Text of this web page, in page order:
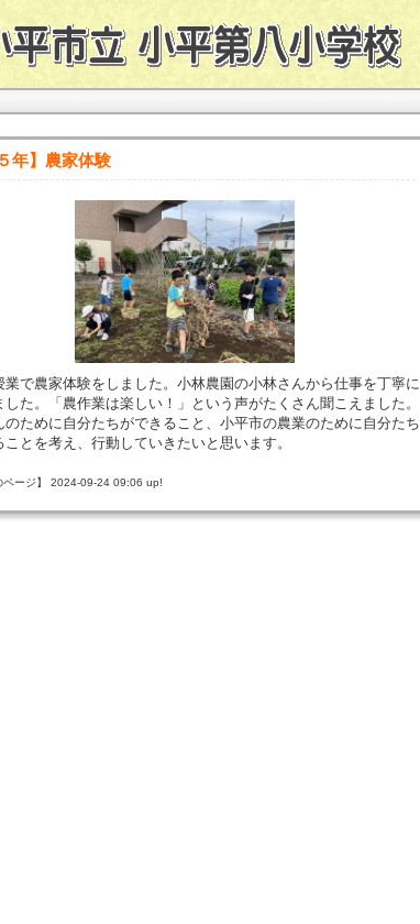
５年】農家体験
業で農家体験をしました。小林農園の小林さんから仕事を丁寧に
した。「農作業は楽しい！」という声がたくさん聞こえました。
のために自分たちができること、小平市の農業のために自分たち
ことを考え、行動していきたいと思います。
ページ】 2024-09-24 09:06 up!